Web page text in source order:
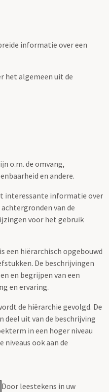
informatie over een
het algemeen uit de
o.m. de omvang,
en andere.
interessante informatie over
van de
voor het gebruik
een hiërarchisch opgebouwd
De beschrijvingen
en begrijpen van een
en ervaring.
de hiërarchie gevolgd. De
deel uit van de beschrijving
in een hoger niveau
niveaus ook aan de
Door leestekens in uw